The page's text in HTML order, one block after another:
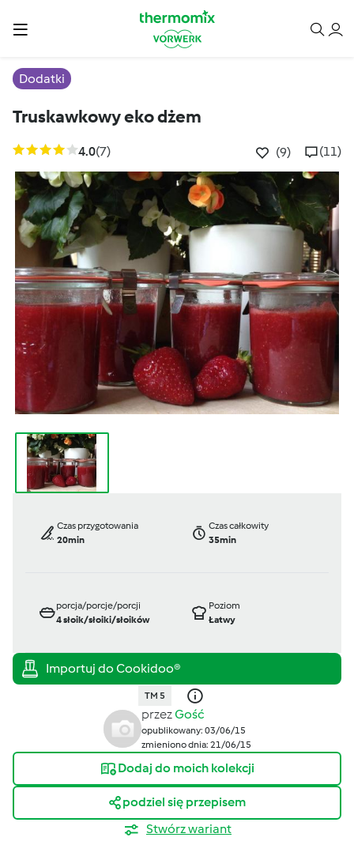
Dodatki
Truskawkowy eko dżem
4.0(7) (9) (11)
Czas przygotowania
20min
Czas całkowity
35min
porcja/porcje/porcji
4słoik/słoiki/słoików
Poziom
Łatwy
TM 5
przezGość
opublikowany: 03/06/15
zmieniono dnia: 21/06/15
Dodaj do moich kolekcji
podziel się przepisem
Stwórz wariant